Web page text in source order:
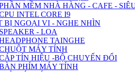
MỀM NHÀ HÀNG - CAFE -
INTEL CORE I9
BỊ NGOẠI VI - NGHE NHÌN
SPEAKER - LOA
TAINGHE
MÁY TÍNH
TÍN HIỆU -BỘ CHUYỂN ĐỔI
PHÍM MÁY TÍNH